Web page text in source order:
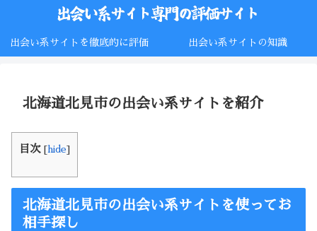
出会い系サイトを徹底的に評価 出会い系サイトの知識
北海道北見市の出会い系サイトを紹介
目次 [ hide]
北海道北見市の出会い系サイトを使ってお
相手探し